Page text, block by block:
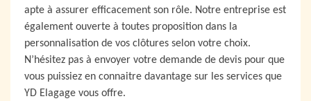
apte à assurer efficacement son rôle. Notre entreprise est
également ouverte à toutes proposition dans la
personnalisation de vos clôtures selon votre choix.
N’hésitez pas à envoyer votre demande de devis pour que
vous puissiez en connaitre davantage sur les services que
YD Elagage vous offre.